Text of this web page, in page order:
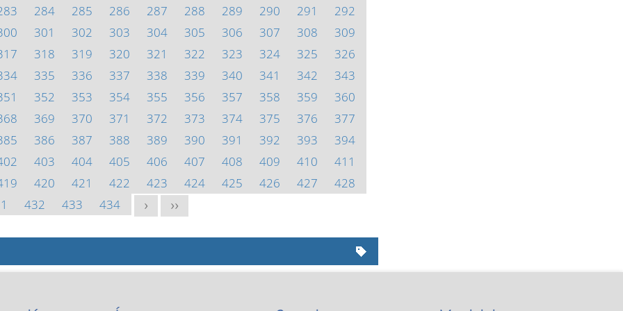
284 285 286 287 288 289 290 291
292
301 302 303 304 305 306 307 308
309
318 319 320 321 322 323 324 325
326
335 336 337 338 339 340 341 342
343
352 353 354 355 356 357 358 359
360
369 370 371 372 373 374 375 376
377
386 387 388 389 390 391 392 393
394
403 404 405 406 407 408 409 410
411
420 421 422 423 424 425 426 427
428
432 433 434 > >>